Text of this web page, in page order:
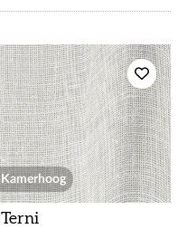
Kamerhoog
Terni